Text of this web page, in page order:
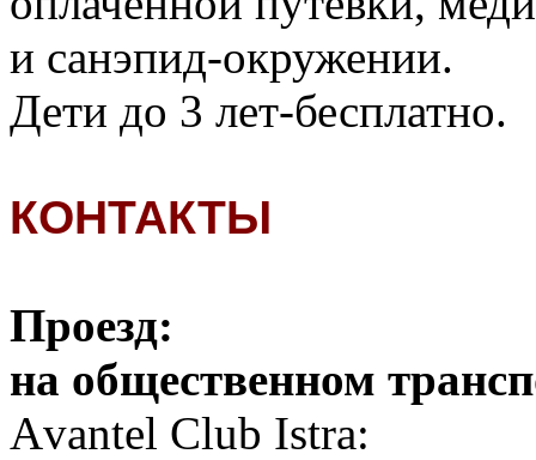
и санэпид-окружении.
Дети до 3 лет-бесплатно.
КОНТАКТЫ
Проезд:
на общественном
Аvantel Club Istra: